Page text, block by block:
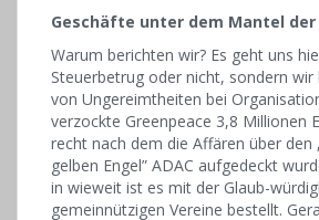
Geschäfte unter dem Mantel
Warum berichten wir? Es geht uns
Steuerbetrug oder nicht, sondern
von Ungereimtheiten bei
verzockte Greenpeace 3,8 Millionen
recht nach dem die Affären über den
gelben Engel” ADAC aufgedeckt
in wieweit ist es mit der Glaub-
gemeinnützigen Vereine bestellt.